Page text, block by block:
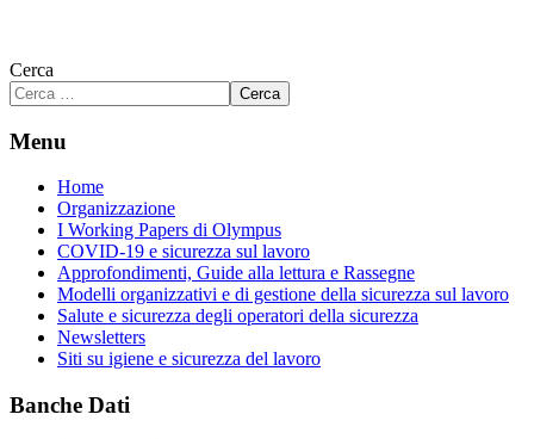
Cerca
Cerca
Menu
Home
Organizzazione
I Working Papers di Olympus
COVID-19 e sicurezza sul lavoro
Approfondimenti, Guide alla lettura e Rassegne
Modelli organizzativi e di gestione della sicurezza sul lavoro
Salute e sicurezza degli operatori della sicurezza
Newsletters
Siti su igiene e sicurezza del lavoro
Banche Dati